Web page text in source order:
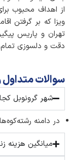
از اهداف محبوب
ویزا که بر گرفتن
تهران و پاریس
دقت و دلسوزی
سوالات
شهر گرونوبل
در دامنه
میانگین هزینه